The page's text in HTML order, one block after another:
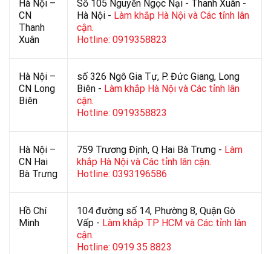
Hà Nội –
CN
Thanh
Xuân
Số 105 Nguyễn Ngọc Nại - Thanh Xuân -
Hà Nội - Làm khắp Hà Nội và Các tỉnh lân
cận.
Hotline: 0919358823
Hà Nội –
CN Long
Biên
số 326 Ngô Gia Tự, P. Đức Giang, Long
Biên - Làm khắp Hà Nội và Các tỉnh lân
cận.
Hotline: 0919358823
Hà Nội –
CN Hai
Bà Trưng
759 Trương Định, Q Hai Bà Trưng - Làm
khắp Hà Nội và Các tỉnh lân cận.
Hotline: 0393196586
Hồ Chí
Minh
104 đường số 14, Phường 8, Quận Gò
Vấp - Làm khắp TP HCM và Các tỉnh lân
cận.
Hotline: 0919 35 8823